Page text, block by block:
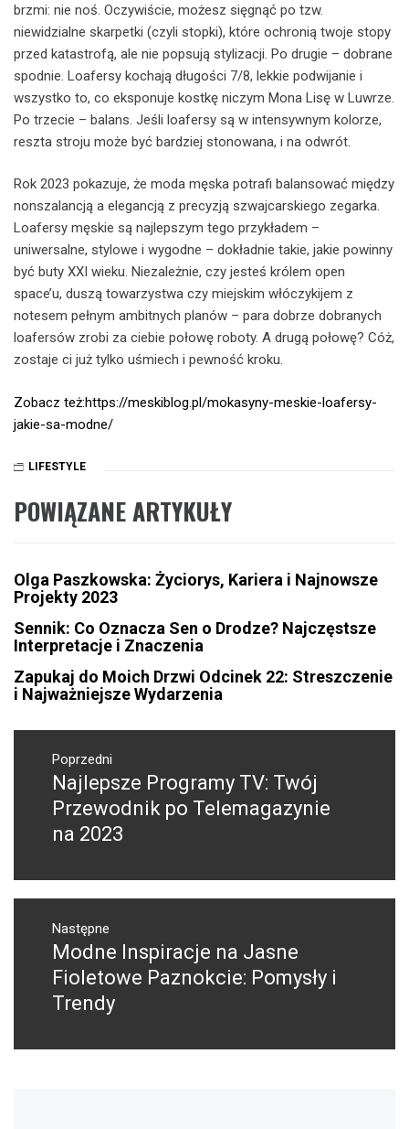
brzmi: nie noś. Oczywiście, możesz sięgnąć po tzw.
niewidzialne skarpetki (czyli stopki), które ochronią twoje stopy
przed katastrofą, ale nie popsują stylizacji. Po drugie – dobrane
spodnie. Loafersy kochają długości 7/8, lekkie podwijanie i
wszystko to, co eksponuje kostkę niczym Mona Lisę w Luwrze.
Po trzecie – balans. Jeśli loafersy są w intensywnym kolorze,
reszta stroju może być bardziej stonowana, i na odwrót.
Rok 2023 pokazuje, że moda męska potrafi balansować między
nonszalancją a elegancją z precyzją szwajcarskiego zegarka.
Loafersy męskie są najlepszym tego przykładem –
uniwersalne, stylowe i wygodne – dokładnie takie, jakie powinny
być buty XXI wieku. Niezależnie, czy jesteś królem open
space’u, duszą towarzystwa czy miejskim włóczykijem z
notesem pełnym ambitnych planów – para dobrze dobranych
loafersów zrobi za ciebie połowę roboty. A drugą połowę? Cóż,
zostaje ci już tylko uśmiech i pewność kroku.
Zobacz też:https://meskiblog.pl/mokasyny-meskie-loafersy-
jakie-sa-modne/
LIFESTYLE
POWIĄZANE ARTYKUŁY
Olga Paszkowska: Życiorys, Kariera i Najnowsze
Projekty 2023
Sennik: Co Oznacza Sen o Drodze? Najczęstsze
Interpretacje i Znaczenia
Zapukaj do Moich Drzwi Odcinek 22: Streszczenie
i Najważniejsze Wydarzenia
Nawigacja
wpisuPoprzedni
Poprzedni
wpis:
Najlepsze Programy TV: Twój
Przewodnik po Telemagazynie
na 2023
Następne
Następny
post:
Modne Inspiracje na Jasne
Fioletowe Paznokcie: Pomysły i
Trendy